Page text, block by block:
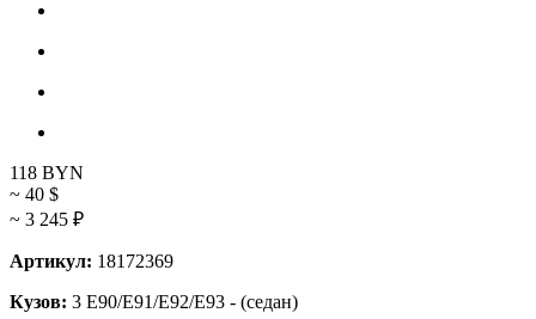
118 BYN
~ 40 $
~ 3 245 ₽
Артикул: 18172369
Кузов: 3 E90/E91/E92/E93 - (седан)